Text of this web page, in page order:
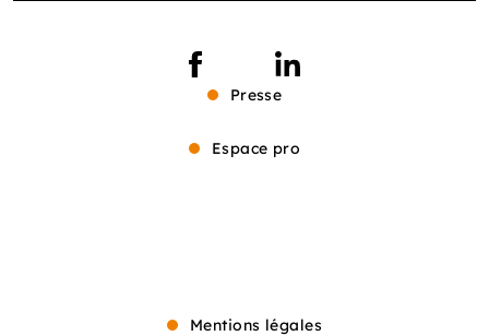
Presse
Espace pro
Mentions légales